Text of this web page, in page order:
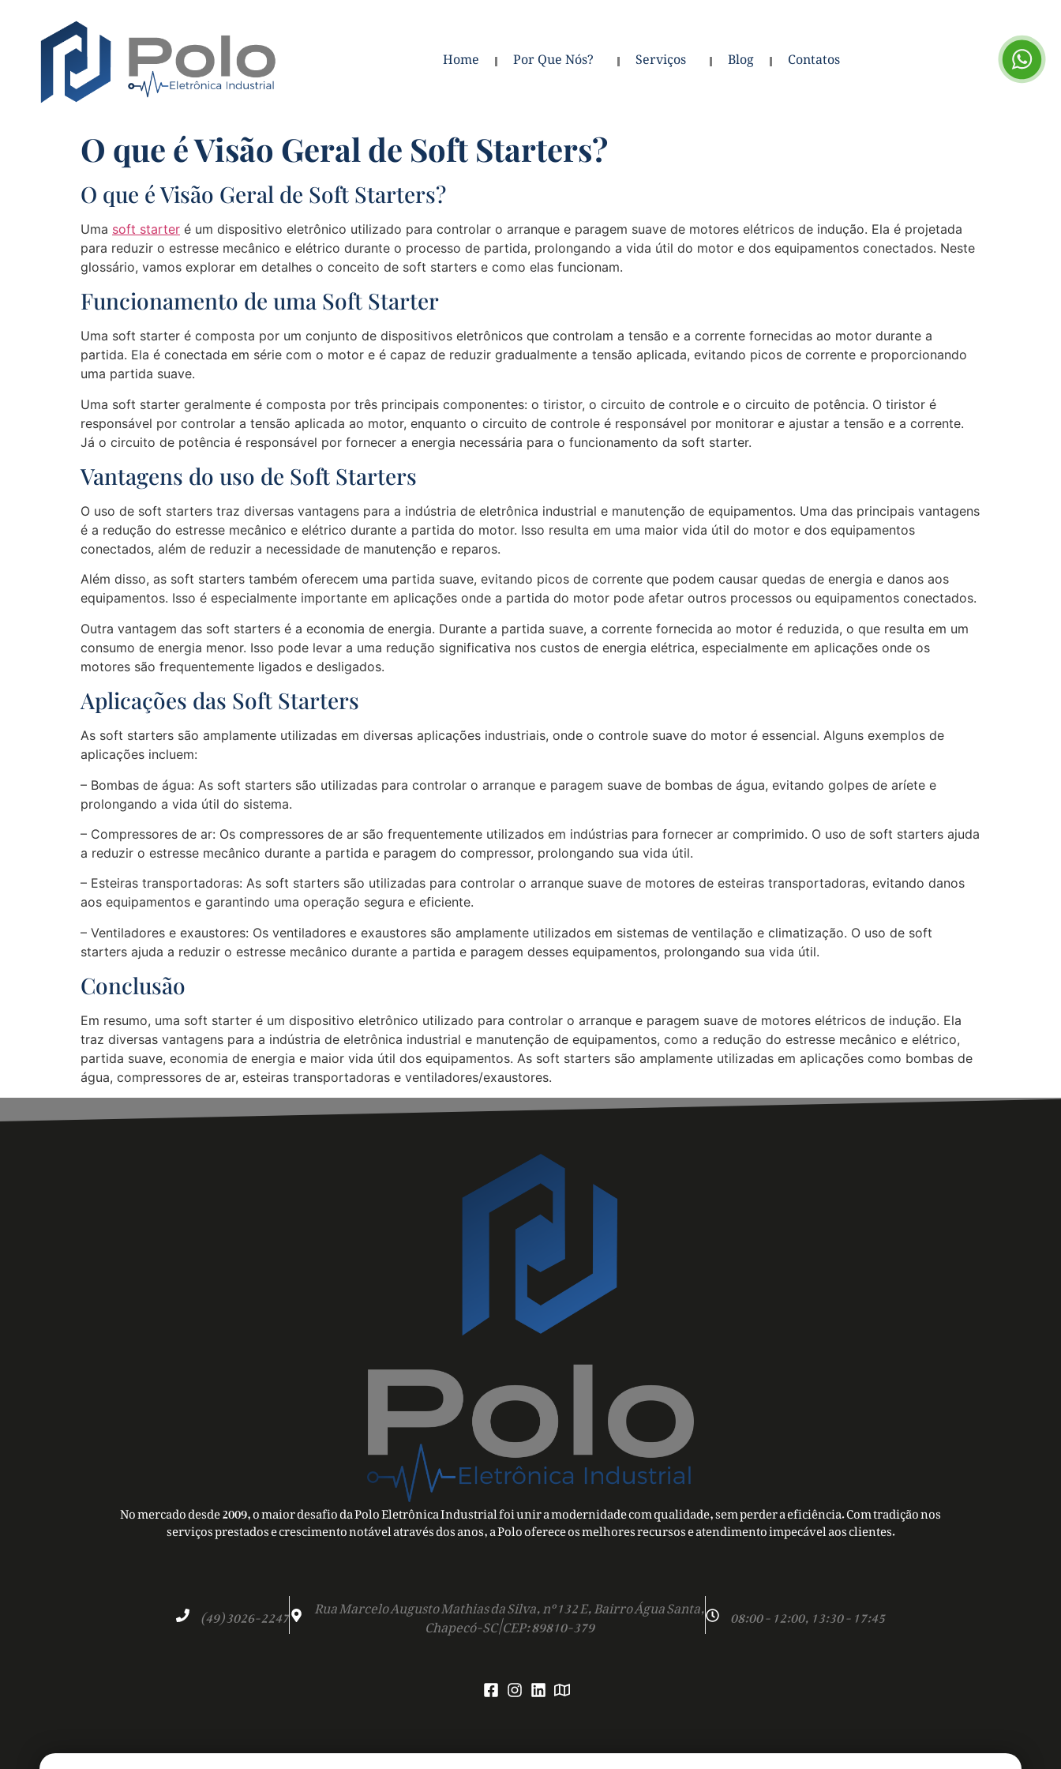
Home Por Que Nós? Serviços Blog Contatos
O que é Visão Geral de Soft Starters?
O que é Visão Geral de Soft Starters?
Uma soft starter é um dispositivo eletrônico utilizado para controlar o arranque e paragem suave de motores elétricos de indução. Ela é projetada
para reduzir o estresse mecânico e elétrico durante o processo de partida, prolongando a vida útil do motor e dos equipamentos conectados. Neste
glossário, vamos explorar em detalhes o conceito de soft starters e como elas funcionam.
Funcionamento de uma Soft Starter
Uma soft starter é composta por um conjunto de dispositivos eletrônicos que controlam a tensão e a corrente fornecidas ao motor durante a
partida. Ela é conectada em série com o motor e é capaz de reduzir gradualmente a tensão aplicada, evitando picos de corrente e proporcionando
uma partida suave.
Uma soft starter geralmente é composta por três principais componentes: o tiristor, o circuito de controle e o circuito de potência. O tiristor é
responsável por controlar a tensão aplicada ao motor, enquanto o circuito de controle é responsável por monitorar e ajustar a tensão e a corrente.
Já o circuito de potência é responsável por fornecer a energia necessária para o funcionamento da soft starter.
Vantagens do uso de Soft Starters
O uso de soft starters traz diversas vantagens para a indústria de eletrônica industrial e manutenção de equipamentos. Uma das principais vantagens
é a redução do estresse mecânico e elétrico durante a partida do motor. Isso resulta em uma maior vida útil do motor e dos equipamentos
conectados, além de reduzir a necessidade de manutenção e reparos.
Além disso, as soft starters também oferecem uma partida suave, evitando picos de corrente que podem causar quedas de energia e danos aos
equipamentos. Isso é especialmente importante em aplicações onde a partida do motor pode afetar outros processos ou equipamentos conectados.
Outra vantagem das soft starters é a economia de energia. Durante a partida suave, a corrente fornecida ao motor é reduzida, o que resulta em um
consumo de energia menor. Isso pode levar a uma redução significativa nos custos de energia elétrica, especialmente em aplicações onde os
motores são frequentemente ligados e desligados.
Aplicações das Soft Starters
As soft starters são amplamente utilizadas em diversas aplicações industriais, onde o controle suave do motor é essencial. Alguns exemplos de
aplicações incluem:
– Bombas de água: As soft starters são utilizadas para controlar o arranque e paragem suave de bombas de água, evitando golpes de aríete e
prolongando a vida útil do sistema.
– Compressores de ar: Os compressores de ar são frequentemente utilizados em indústrias para fornecer ar comprimido. O uso de soft starters ajuda
a reduzir o estresse mecânico durante a partida e paragem do compressor, prolongando sua vida útil.
– Esteiras transportadoras: As soft starters são utilizadas para controlar o arranque suave de motores de esteiras transportadoras, evitando danos
aos equipamentos e garantindo uma operação segura e eficiente.
– Ventiladores e exaustores: Os ventiladores e exaustores são amplamente utilizados em sistemas de ventilação e climatização. O uso de soft
starters ajuda a reduzir o estresse mecânico durante a partida e paragem desses equipamentos, prolongando sua vida útil.
Conclusão
Em resumo, uma soft starter é um dispositivo eletrônico utilizado para controlar o arranque e paragem suave de motores elétricos de indução. Ela
traz diversas vantagens para a indústria de eletrônica industrial e manutenção de equipamentos, como a redução do estresse mecânico e elétrico,
partida suave, economia de energia e maior vida útil dos equipamentos. As soft starters são amplamente utilizadas em aplicações como bombas de
água, compressores de ar, esteiras transportadoras e ventiladores/exaustores.
No mercado desde 2009, o maior desafio da Polo Eletrônica Industrial foi unir a modernidade com qualidade, sem perder a eficiência. Com tradição nos
serviços prestados e crescimento notável através dos anos, a Polo oferece os melhores recursos e atendimento impecável aos clientes.
(49) 3026-2247 Rua Marcelo Augusto Mathias da Silva, nº 132 E, Bairro Água Santa,
Chapecó-SC | CEP: 89810-379 08:00 - 12:00, 13:30 - 17:45